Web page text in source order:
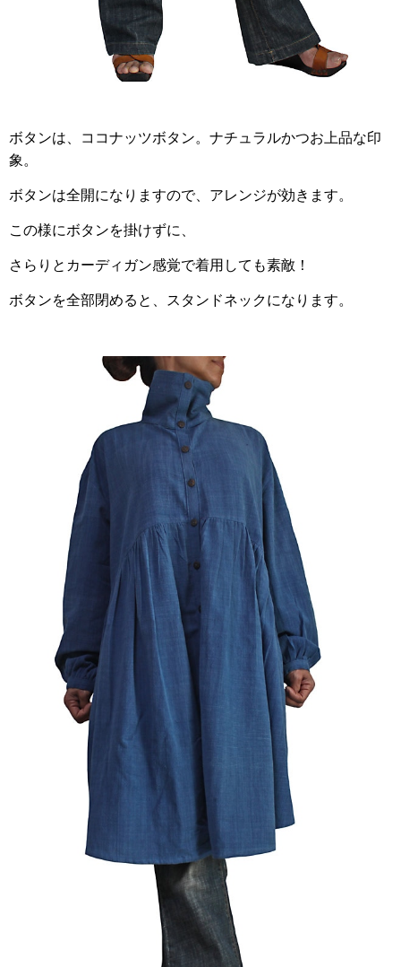
ボタンは、ココナッツボタン。ナチュラルかつお上品な印
象。
ボタンは全開になりますので、アレンジが効きます。
この様にボタンを掛けずに、
さらりとカーディガン感覚で着用しても素敵！
ボタンを全部閉めると、スタンドネックになります。